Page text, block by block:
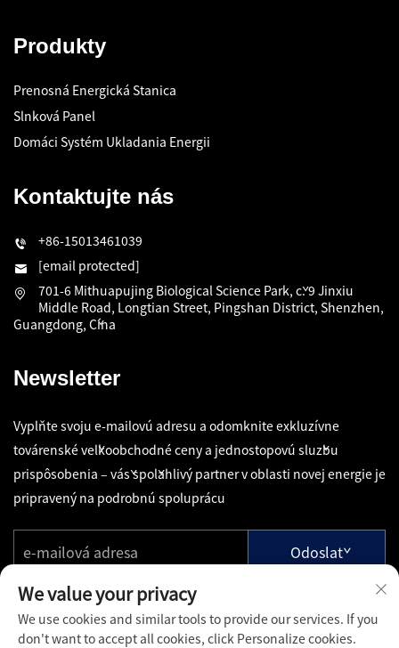
Produkty
Prenosná Energická Stanica
Slnková Panel
Domáci Systém Ukladania Energii
Kontaktujte nás
+86-15013461039
[email protected]
701-6 Mithuapujing Biological Science Park, č. 9 Jinxiu
Middle Road, Longtian Street, Pingshan District, Shenzhen,
Guangdong, Čína
Newsletter
Vyplňte svoju e-mailovú adresu a odomknite exkluzívne
továrenské veľkoobchodné ceny a jednostopovú službu
prispôsobenia – váš spoľahlivý partner v oblasti novej energie je
pripravený na podrobnú spoluprácu
Odoslať
We value your privacy
We use cookies and similar tools to provide our services. If you
don't want to accept all cookies, click Personalize cookies.